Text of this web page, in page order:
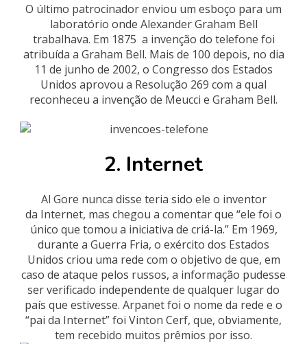
O último patrocinador enviou um esboço para um
laboratório onde Alexander Graham Bell
trabalhava. Em 1875 a invenção do telefone foi
atribuída a Graham Bell. Mais de 100 depois, no dia
11 de junho de 2002, o Congresso dos Estados
Unidos aprovou a Resolução 269 com a qual
reconheceu a invenção de Meucci e Graham Bell.
2. Internet
Al Gore nunca disse teria sido ele o inventor
da Internet, mas chegou a comentar que “ele foi o
único que tomou a iniciativa de criá-la.” Em 1969,
durante a Guerra Fria, o exército dos Estados
Unidos criou uma rede com o objetivo de que, em
caso de ataque pelos russos, a informação pudesse
ser verificado independente de qualquer lugar do
país que estivesse. Arpanet foi o nome da rede e o
“pai da Internet” foi Vinton Cerf, que, obviamente,
tem recebido muitos prêmios por isso.